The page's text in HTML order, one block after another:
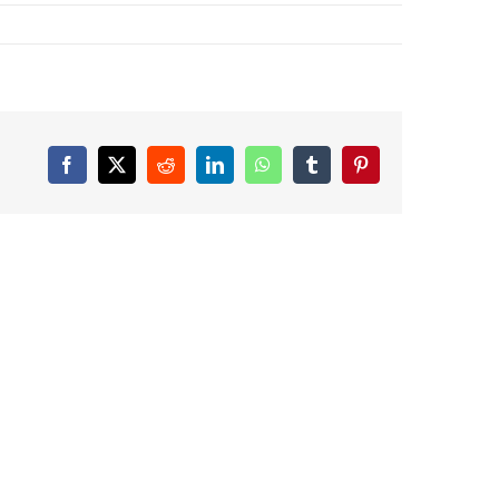
Facebook
X RedditLinkedInWhatsAppTumblrPinterest